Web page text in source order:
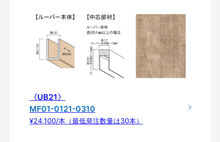
〈UB21〉
MF01-0121-0310
¥24,100/本（最低発注数量は30本）